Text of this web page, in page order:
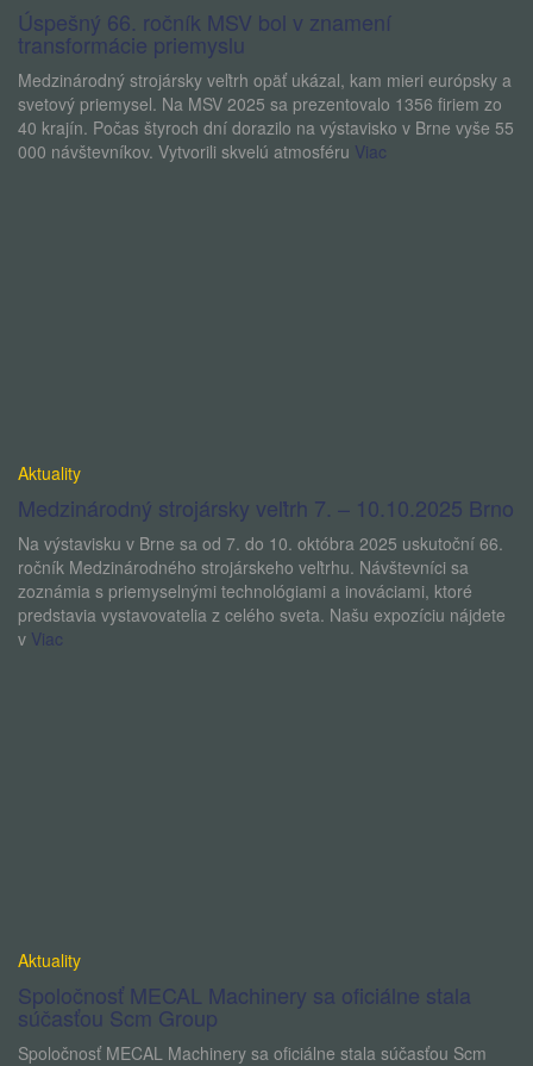
Úspešný 66. ročník MSV bol v znamení
transformácie priemyslu
Medzinárodný strojársky veľtrh opäť ukázal, kam mieri európsky a
svetový priemysel. Na MSV 2025 sa prezentovalo 1356 firiem zo
40 krajín. Počas štyroch dní dorazilo na výstavisko v Brne vyše 55
000 návštevníkov. Vytvorili skvelú atmosféru Viac
Aktuality
Medzinárodný strojársky veľtrh 7. – 10.10.2025 Brno
Na výstavisku v Brne sa od 7. do 10. októbra 2025 uskutoční 66.
ročník Medzinárodného strojárskeho veľtrhu. Návštevníci sa
zoznámia s priemyselnými technológiami a inováciami, ktoré
predstavia vystavovatelia z celého sveta. Našu expozíciu nájdete
v Viac
Aktuality
Spoločnosť MECAL Machinery sa oficiálne stala
súčasťou Scm Group
Spoločnosť MECAL Machinery sa oficiálne stala súčasťou Scm